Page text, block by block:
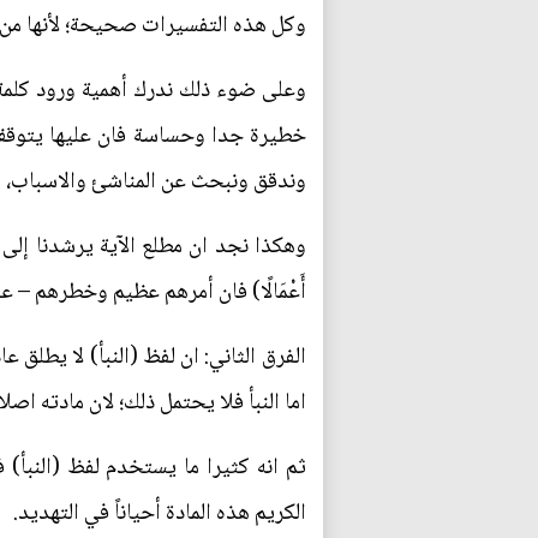
وكل هذه التفسيرات صحيحة؛ لأنها
وعلى ضوء ذلك ندرك أهمية ورود
خطيرة جدا وحساسة فان عليها
وندقق ونبحث عن المناشئ
وهكذا نجد ان مطلع الآية يرشدنا
أَعْمَالًا) فان أمرهم عظيم وخطرهم
الفرق الثاني: ان لفظ (النبأ) لا
اما النبأ فلا يحتمل ذلك؛ لان مادته
ثم انه كثيرا ما يستخدم لفظ
الكريم هذه المادة أحياناً في التهديد.